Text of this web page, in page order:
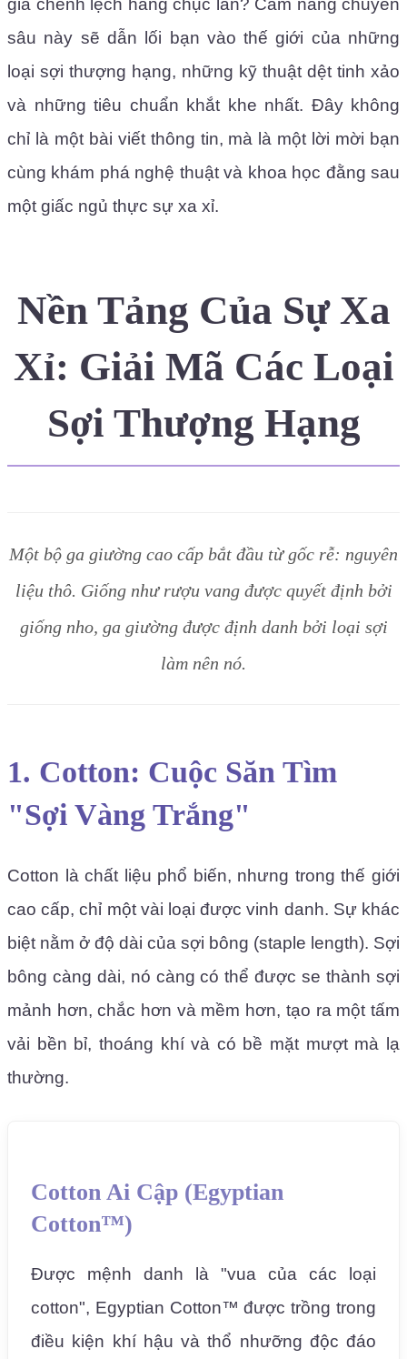
giá chênh lệch hàng chục lần? Cẩm nang chuyên
sâu này sẽ dẫn lối bạn vào thế giới của những
loại sợi thượng hạng, những kỹ thuật dệt tinh xảo
và những tiêu chuẩn khắt khe nhất. Đây không
chỉ là một bài viết thông tin, mà là một lời mời bạn
cùng khám phá nghệ thuật và khoa học đằng sau
một giấc ngủ thực sự xa xỉ.
Nền Tảng Của Sự Xa
Xỉ: Giải Mã Các Loại
Sợi Thượng Hạng
Một bộ ga giường cao cấp bắt đầu từ gốc rễ: nguyên
liệu thô. Giống như rượu vang được quyết định bởi
giống nho, ga giường được định danh bởi loại sợi
làm nên nó.
1. Cotton: Cuộc Săn Tìm
"Sợi Vàng Trắng"
Cotton là chất liệu phổ biến, nhưng trong thế giới
cao cấp, chỉ một vài loại được vinh danh. Sự khác
biệt nằm ở độ dài của sợi bông (staple length). Sợi
bông càng dài, nó càng có thể được se thành sợi
mảnh hơn, chắc hơn và mềm hơn, tạo ra một tấm
vải bền bỉ, thoáng khí và có bề mặt mượt mà lạ
thường.
Cotton Ai Cập (Egyptian
Cotton™)
Được mệnh danh là "vua của các loại
cotton", Egyptian Cotton™ được trồng trong
điều kiện khí hậu và thổ nhưỡng độc đáo